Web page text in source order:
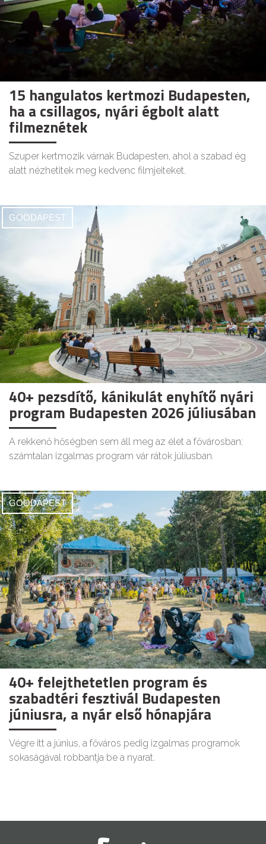
15 hangulatos kertmozi Budapesten,
ha a csillagos, nyári égbolt alatt
filmeznétek
Szuper kertmozik várnak Budapesten, ahol a szabad ég
alatt nézhetitek meg kedvenc filmjeiteket.
GOODAPEST
40+ pezsdítő, kánikulát enyhítő nyári
program Budapesten 2026 júliusában
A rekkenő hőségben sem áll meg az élet a fővárosban:
számtalan izgalmas program vár rátok júliusban.
GOODAPEST
40+ felejthetetlen program és
szabadtéri fesztivál Budapesten
júniusra, a nyár első hónapjára
Végre itt a június, a főváros pedig izgalmas programok
sokaságával robbantja be a nyarat.